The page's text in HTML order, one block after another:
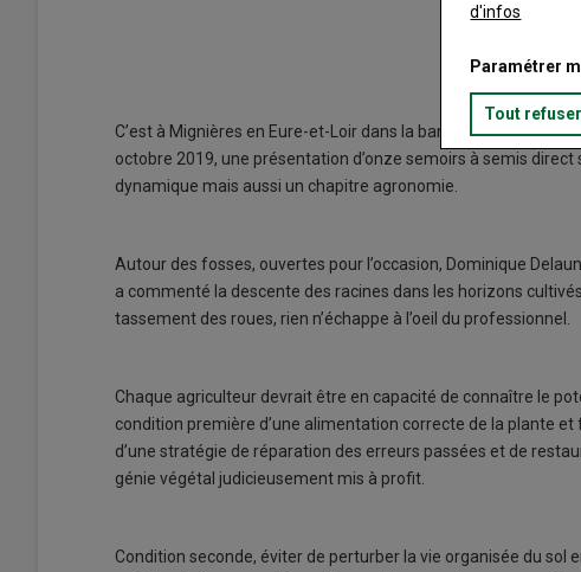
C’est à Mignières en Eure-et-Loir dans la banlieue de
octobre 2019, une présentation d’onze semoirs à semis
dynamique mais aussi un chapitre agronomie.
Autour des fosses, ouvertes pour l’occasion, Dominique
a commenté la descente des racines dans les horizons
tassement des roues, rien n’échappe à l’oeil du professionnel.
Chaque agriculteur devrait être en capacité de connaître le
condition première d’une alimentation correcte de la plante
d’une stratégie de réparation des erreurs passées et de
génie végétal judicieusement mis à profit.
Condition seconde, éviter de perturber la vie organisée du sol
d'infos
Paramétrer
Tout refuser